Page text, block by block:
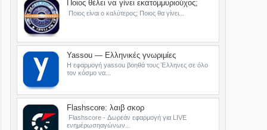
Ποιος θέλει να γίνει εκατομμυριούχος;
Ποιος είναι ο καλύτερος; Ποιος θα γίνει...
Yassou — Ελληνικές γνωριμίες
Η εφαρμογή yassou βοηθά τους Έλληνες σε όλο
τον κόσμο να...
Flashscore: λαιβ σκορ
Flashscore - Δωρεάν εφαρμογή για LIVE
ενημέρωσηαγώνων...